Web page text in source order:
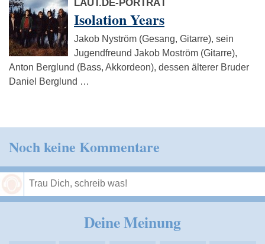
LAUT.DE-PORTRÄT
Isolation Years
Jakob Nyström (Gesang, Gitarre), sein
Jugendfreund Jakob Moström (Gitarre),
Anton Berglund (Bass, Akkordeon), dessen älterer Bruder
Daniel Berglund …
Noch keine Kommentare
Deine Meinung